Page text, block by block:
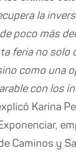
la
poco más
feria no solo
como una
con los
Karina
Caminos y